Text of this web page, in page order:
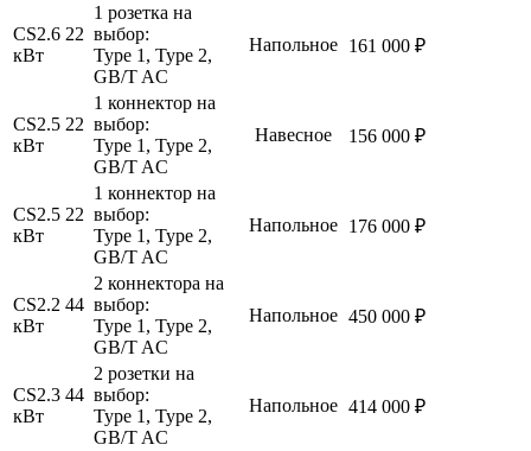
CS2.6 22
кВт
1 розетка на
выбор:
Type 1, Type 2,
GB/T AC
Напольное 161 000 ₽
CS2.5 22
кВт
1 коннектор на
выбор:
Type 1, Type 2,
GB/T AC
Навесное 156 000 ₽
CS2.5 22
кВт
1 коннектор на
выбор:
Type 1, Type 2,
GB/T AC
Напольное 176 000 ₽
CS2.2 44
кВт
2 коннектора на
выбор:
Type 1, Type 2,
GB/T AC
Напольное 450 000 ₽
CS2.3 44
кВт
2 розетки на
выбор:
Type 1, Type 2,
GB/T AC
Напольное 414 000 ₽